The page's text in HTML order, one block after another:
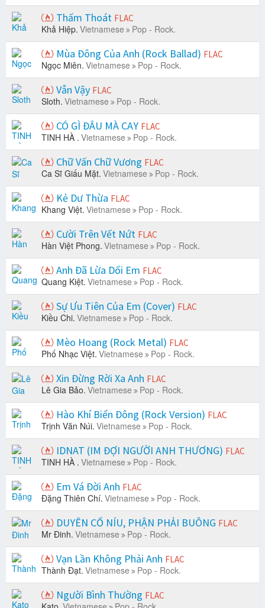
Thấm Thoát FLAC
Khả Hiệp. Vietnamese Pop - Rock.
Mùa Đông Của Anh (Rock Ballad) FLAC
Ngọc Miên. Vietnamese Pop - Rock.
Vẫn Vậy FLAC
Sloth. Vietnamese Pop - Rock.
CÓ GÌ ĐÂU MÀ CAY FLAC
TINH HÀ . Vietnamese Pop - Rock.
Chữ Vấn Chữ Vương FLAC
Ca Sĩ Giấu Mặt. Vietnamese Pop - Rock.
Kẻ Dư Thừa FLAC
Khang Việt. Vietnamese Pop - Rock.
Cười Trên Vết Nứt FLAC
Hàn Việt Phong. Vietnamese Pop - Rock.
Anh Đã Lừa Dối Em FLAC
Quang Kiệt. Vietnamese Pop - Rock.
Sự Ưu Tiên Của Em (Cover) FLAC
Kiều Chi. Vietnamese Pop - Rock.
Mèo Hoang (Rock Metal) FLAC
Phố Nhạc Việt. Vietnamese Pop - Rock.
Xin Đừng Rời Xa Anh FLAC
Lê Gia Bảo. Vietnamese Pop - Rock.
Hào Khí Biển Đông (Rock Version) FLAC
Trịnh Văn Núi. Vietnamese Pop - Rock.
IDNAT (IM ĐỢI NGƯỜI ANH THƯƠNG) FLAC
TINH HÀ . Vietnamese Pop - Rock.
Em Vá Đời Anh FLAC
Đặng Thiên Chí. Vietnamese Pop - Rock.
DUYÊN CỐ NÍU, PHẬN PHẢI BUÔNG FLAC
Mr Đinh. Vietnamese Pop - Rock.
Vạn Lần Không Phải Anh FLAC
Thành Đạt. Vietnamese Pop - Rock.
Người Bình Thường FLAC